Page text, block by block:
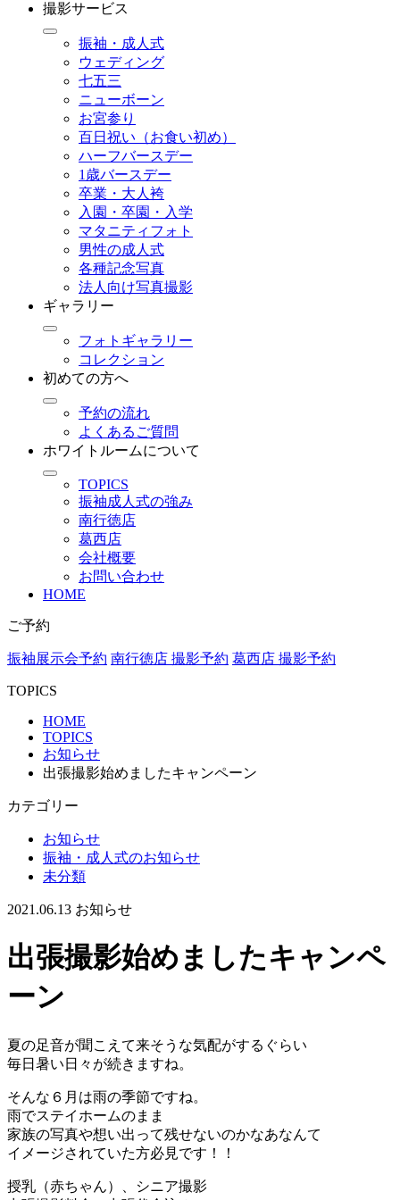
撮影サービス
振袖・成人式
ウェディング
七五三
ニューボーン
お宮参り
百日祝い（お食い初め）
ハーフバースデー
1歳バースデー
卒業・大人袴
入園・卒園・入学
マタニティフォト
男性の成人式
各種記念写真
法人向け写真撮影
ギャラリー
フォトギャラリー
コレクション
初めての方へ
予約の流れ
よくあるご質問
ホワイトルームについて
TOPICS
振袖成人式の強み
南行徳店
葛西店
会社概要
お問い合わせ
HOME
ご予約
振袖展示会予約 南行徳店 撮影予約 葛西店 撮影予約
TOPICS
HOME
TOPICS
お知らせ
出張撮影始めましたキャンペーン
カテゴリー
お知らせ
振袖・成人式のお知らせ
未分類
2021.06.13 お知らせ
出張撮影始めましたキャンペ
ーン
夏の足音が聞こえて来そうな気配がするぐらい
毎日暑い日々が続きますね。
そんな６月は雨の季節ですね。
雨でステイホームのまま
家族の写真や想い出って残せないのかなあなんて
イメージされていた方必見です！！
授乳（赤ちゃん）、シニア撮影